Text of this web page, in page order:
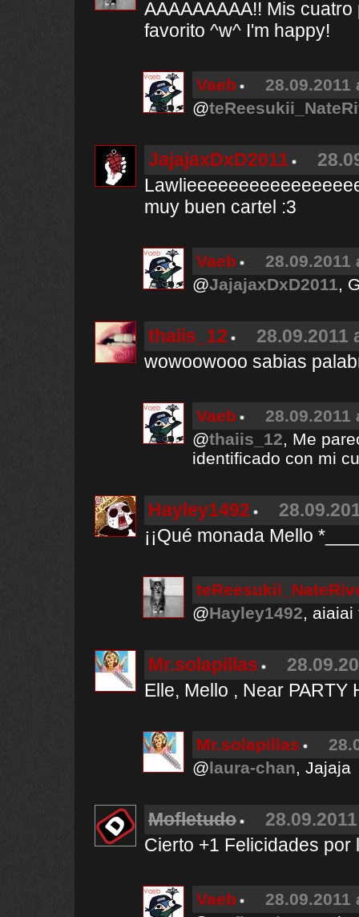
AAAAAAAAA!! Mis
favorito ^w^ I'm happy!
Vaeb
28.09.2011
@
JajajaxDxD2011
muy buen cartel :3
Vaeb
28.09.2011
@JajajaxDxD2011,
thaiis_12
28.09.2011
wowoowooo sabias
Vaeb
28.09.2011
@thaiis_12, Me
identificado con mi
Hayley1492
¡¡Qué monada Mello
@Hayley1492, aiaiai
Mr.solapillas
Elle, Mello , Near PARTY
Mr.solapillas
@laura-chan, Jajaja
Mofletudo
Cierto +1 Felicidades
Vaeb
28.09.2011